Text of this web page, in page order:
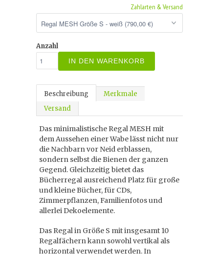
Zahlarten & Versand
Anzahl
IN DEN WARENKORB
Beschreibung
Merkmale
Versand
Das minimalistische Regal MESH mit
dem Aussehen einer Wabe lässt nicht nur
die Nachbarn vor Neid erblassen,
sondern selbst die Bienen der ganzen
Gegend. Gleichzeitig bietet das
Bücherregal ausreichend Platz für große
und kleine Bücher, für CDs,
Zimmerpflanzen, Familienfotos und
allerlei Dekoelemente.
Das Regal in Größe S mit insgesamt 10
Regalfächern kann sowohl vertikal als
horizontal verwendet werden. In